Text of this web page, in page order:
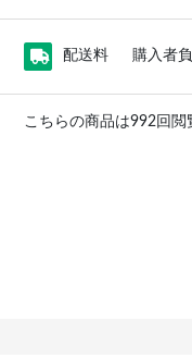
配送料 購入者
こちらの商品は992回